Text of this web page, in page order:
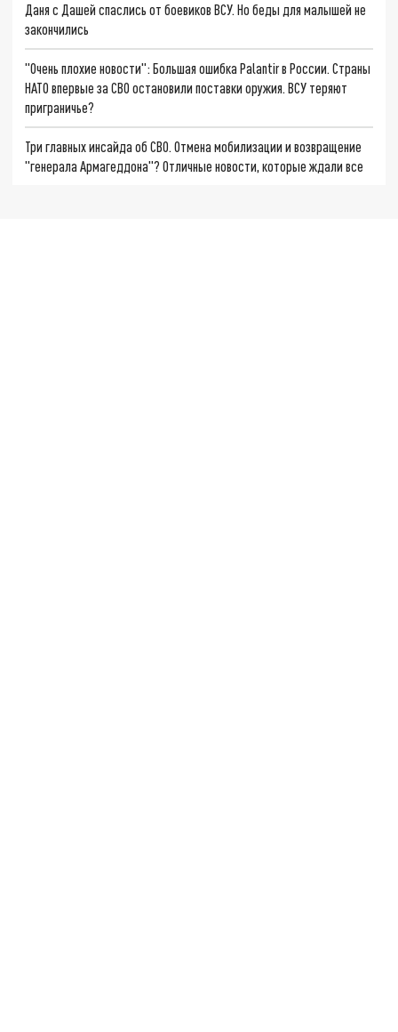
Даня с Дашей спаслись от боевиков ВСУ. Но беды для малышей не
закончились
"Очень плохие новости": Большая ошибка Palantir в России. Страны
НАТО впервые за СВО остановили поставки оружия. ВСУ теряют
приграничье?
Три главных инсайда об СВО. Отмена мобилизации и возвращение
"генерала Армагеддона"? Отличные новости, которые ждали все